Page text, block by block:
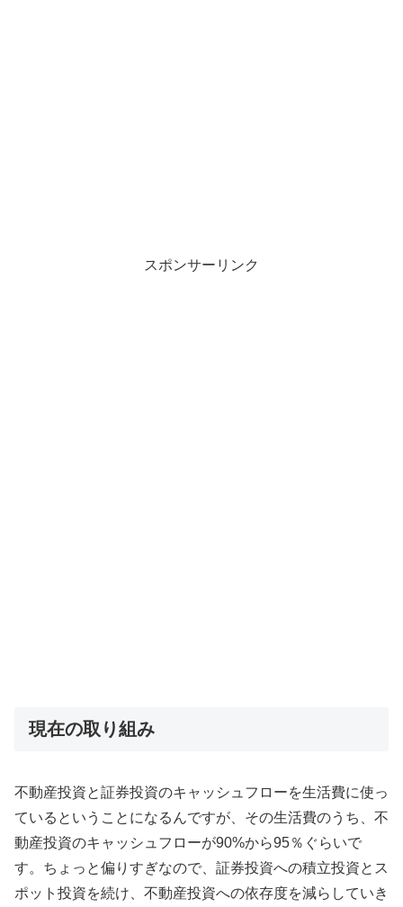
スポンサーリンク
現在の取り組み
不動産投資と証券投資のキャッシュフローを生活費に使っ
ているということになるんですが、その生活費のうち、不
動産投資のキャッシュフローが90%から95％ぐらいで
す。ちょっと偏りすぎなので、証券投資への積立投資とス
ポット投資を続け、不動産投資への依存度を減らしていき